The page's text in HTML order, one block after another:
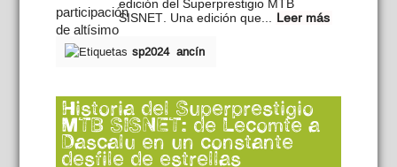
edición del Superprestigio MTB
SISNET. Una edición que... Leer más
sp2024 ancín
Historia del Superprestigio
MTB SISNET: de Lecomte a
Dascalu en un constante
desfile de estrellas